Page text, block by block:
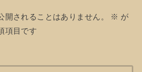
開されることはありません。 ※ が
項目です